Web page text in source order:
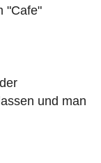
"Cafe"
und man